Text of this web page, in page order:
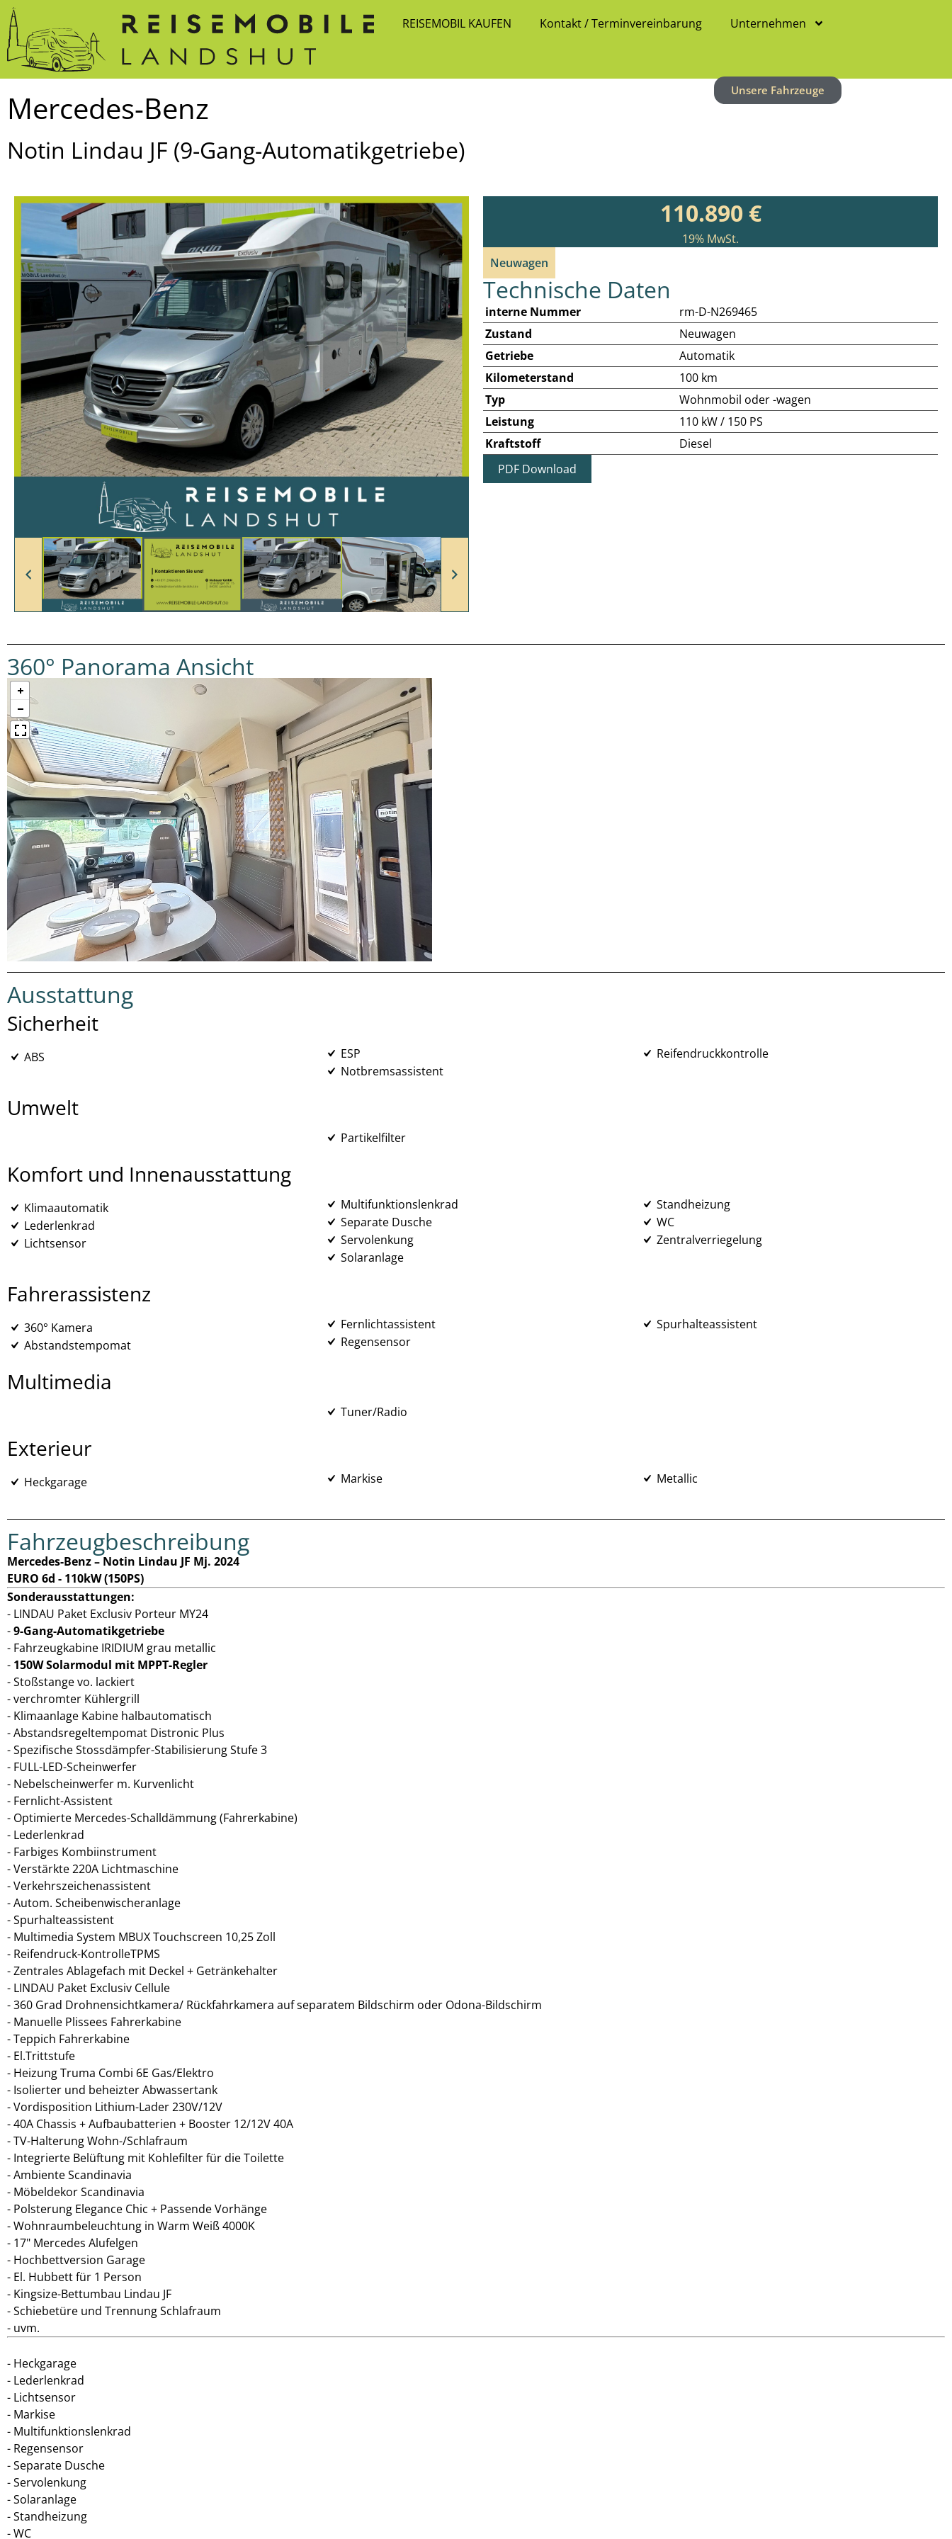
REISEMOBIL KAUFEN Kontakt / Terminvereinbarung Unternehmen
Unsere Fahrzeuge
Mercedes-Benz
Notin Lindau JF (9-Gang-Automatikgetriebe)
110.890 €
19% MwSt.
Neuwagen
Technische Daten
interne Nummer
rm-D-N269465
Zustand
Neuwagen
Getriebe
Automatik
Kilometerstand
100 km
Typ
Wohnmobil oder -wagen
Leistung
110 kW / 150 PS
Kraftstoff
Diesel
PDF Download
360° Panorama Ansicht
Ausstattung
Sicherheit
ABS
ESP
Notbremsassistent
Reifendruckkontrolle
Umwelt
Partikelfilter
Komfort und Innenausstattung
Klimaautomatik
Lederlenkrad
Lichtsensor
Multifunktionslenkrad
Separate Dusche
Servolenkung
Solaranlage
Standheizung
WC
Zentralverriegelung
Fahrerassistenz
360° Kamera
Abstandstempomat
Fernlichtassistent
Regensensor
Spurhalteassistent
Multimedia
Tuner/Radio
Exterieur
Heckgarage Markise Metallic
Fahrzeugbeschreibung
Mercedes-Benz – Notin Lindau JF Mj. 2024
EURO 6d - 110kW (150PS)
Sonderausstattungen:
LINDAU Paket Exclusiv Porteur MY24
9-Gang-Automatikgetriebe
Fahrzeugkabine IRIDIUM grau metallic
150W Solarmodul mit MPPT-Regler
Stoßstange vo. lackiert
verchromter Kühlergrill
Klimaanlage Kabine halbautomatisch
Abstandsregeltempomat Distronic Plus
Spezifische Stossdämpfer-Stabilisierung Stufe 3
FULL-LED-Scheinwerfer
Nebelscheinwerfer m. Kurvenlicht
Fernlicht-Assistent
Optimierte Mercedes-Schalldämmung (Fahrerkabine)
Lederlenkrad
Farbiges Kombiinstrument
Verstärkte 220A Lichtmaschine
Verkehrszeichenassistent
Autom. Scheibenwischeranlage
Spurhalteassistent
Multimedia System MBUX Touchscreen 10,25 Zoll
Reifendruck-KontrolleTPMS
Zentrales Ablagefach mit Deckel + Getränkehalter
LINDAU Paket Exclusiv Cellule
360 Grad Drohnensichtkamera/ Rückfahrkamera auf separatem Bildschirm oder Odona-Bildschirm
Manuelle Plissees Fahrerkabine
Teppich Fahrerkabine
El.Trittstufe
Heizung Truma Combi 6E Gas/Elektro
Isolierter und beheizter Abwassertank
Vordisposition Lithium-Lader 230V/12V
40A Chassis + Aufbaubatterien + Booster 12/12V 40A
TV-Halterung Wohn-/Schlafraum
Integrierte Belüftung mit Kohlefilter für die Toilette
Ambiente Scandinavia
Möbeldekor Scandinavia
Polsterung Elegance Chic + Passende Vorhänge
Wohnraumbeleuchtung in Warm Weiß 4000K
17" Mercedes Alufelgen
Hochbettversion Garage
El. Hubbett für 1 Person
Kingsize-Bettumbau Lindau JF
Schiebetüre und Trennung Schlafraum
uvm.
Heckgarage
Lederlenkrad
Lichtsensor
Markise
Multifunktionslenkrad
Regensensor
Separate Dusche
Servolenkung
Solaranlage
Standheizung
WC